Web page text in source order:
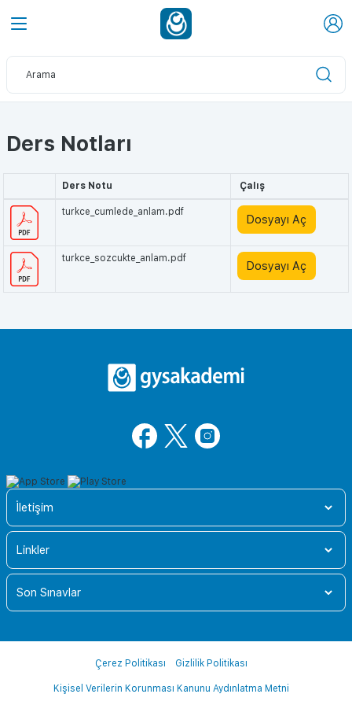
Ders Notları
Ders Notu Çalış
turkce_cumlede_anlam.pdf
Dosyayı Aç
turkce_sozcukte_anlam.pdf
Dosyayı Aç
İletişim
Linkler
Son Sınavlar
Çerez Politikası Gizlilik Politikası
Kişisel Verilerin Korunması Kanunu Aydınlatma Metni